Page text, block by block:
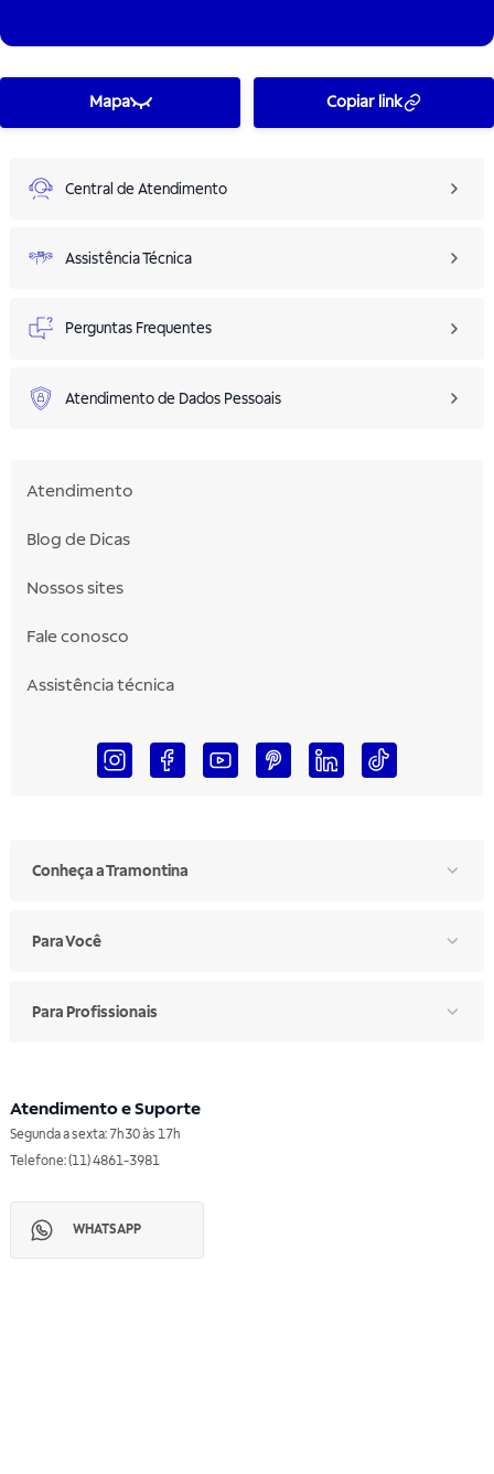
Mapa Copiar link
Central de Atendimento
Assistência Técnica
Perguntas Frequentes
Atendimento de Dados Pessoais
Atendimento
Blog de Dicas
Nossos sites
Fale conosco
Assistência técnica
Conheça a Tramontina
Para Você
Para Profissionais
Atendimento e Suporte
Segunda a sexta: 7h30 às 17h
Telefone: (11) 4861-3981
WHATSAPP